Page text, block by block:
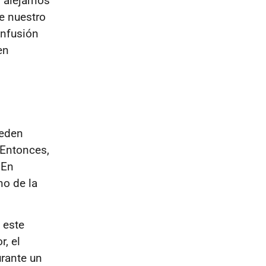
nuestro
de la
este
el
un